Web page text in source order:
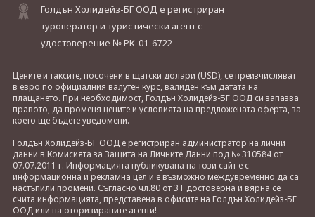
Голдън Холидейз-БГ ООД е регистриран
туроператор и туристически агент с
удостоверение № РК-01-6722
Цените и таксите, посочени в щатски долари (USD), се преизчисляват
в евро по официалния валутен курс, валиден към датата на
плащането. При необходимост, Голдън Холидейз-БГ ООД си запазва
правото, да променя цените и условията на предложената оферта, за
което ще бъдете уведомени.
Голдън Холидейз-БГ ООД е регистриран администратор на лични
данни в Комисията за Защита на Личните Данни под № 310584 от
07.07.2011 г. Информацията публикувана на този сайт е с
информационна и рекламна цел и е възможно междувременно да са
настъпили промени. Съгласно чл.80 от ЗТ достоверна и вярна се
счита информацията, представена в офисите на Голдън Холидейз-БГ
ООД или на оторизираните агенти!